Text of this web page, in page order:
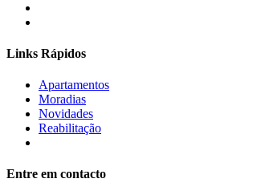
Links Rápidos
Apartamentos
Moradias
Novidades
Reabilitação
Entre em contacto